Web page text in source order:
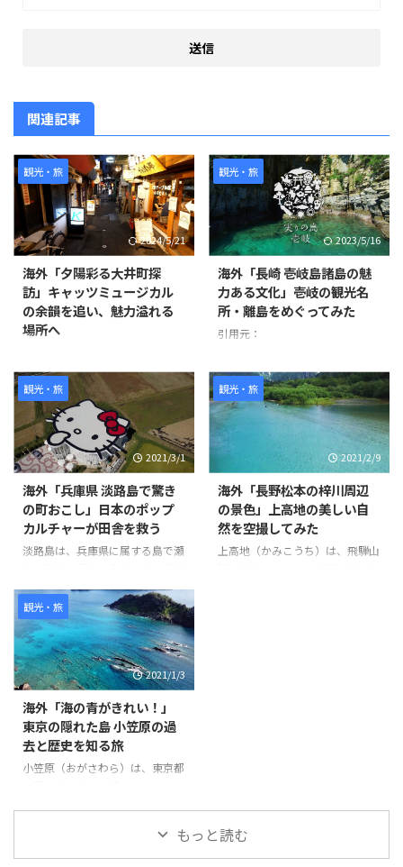
関連記事
観光・旅
2024/5/21
海外「夕陽彩る大井町探
訪」キャッツミュージカル
の余韻を追い、魅力溢れる
場所へ
ージカルを見に来た際にこの場所
を発見し、夕陽が美しくなる時間
帯に撮影を始めました。 ビデオ
の中ではJR大井町駅東口から始
まり、キャッツシアターやお洒落
な飲食店街、住宅地、商店街など
を通り抜けています。 また、途
中で可愛らしい猫も登場します。
ビデオの最後にはJR大井町西口
に到着しています。 このビデオ
を通じて、大井町の様々な場所や
世界の反応
観光・旅
2023/5/16
海外「長崎 壱岐島諸島の魅
力ある文化」壱岐の観光名
所・離島をめぐってみた
引用元：
h?v=oXvKV3g77Yk 世界の反応
観光・旅
2021/3/1
海外「兵庫県 淡路島で驚き
の町おこし」日本のポップ
カルチャーが田舎を救う
淡路島は、兵庫県に属する島で瀬
県明石市にかかる世界最長のつり
橋「明石海峡大橋」を車やバスを
使って渡る。そこには畑がある素
朴な風景に、突如ハローキティー
ショーボックスが出現するのだ。
ハローキティーショーボックス
は、ショーを見ながら食事を楽し
むことができる空間で、ここでは
ビーガン料理が頂ける。他にもこ
こ淡路島には、人気キャラクター
とコラボした空間が存在してい
が田舎を救う」の様子を見てみま
...
観光・旅
2021/2/9
海外「長野松本の梓川周辺
の景色」上高地の美しい自
然を空撮してみた
上高地（かみこうち）は、飛騨山
観光・旅
2021/1/3
海外「海の青がきれい！」
東京の隠れた島 小笠原の過
去と歴史を知る旅
小笠原（おがさわら）は、東京都
る。たくさんある島の中で人が住
んでいるのは母島、父島で、フェ
もっと読む